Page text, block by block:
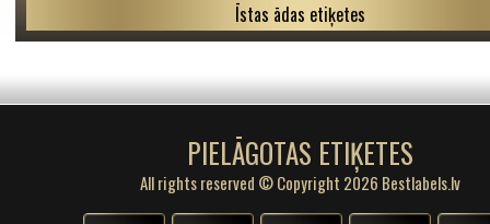
Īstas ādas etiķetes
PIELĀGOTAS ETIĶETES
All rights reserved © Copyright 2026 Bestlabels.lv